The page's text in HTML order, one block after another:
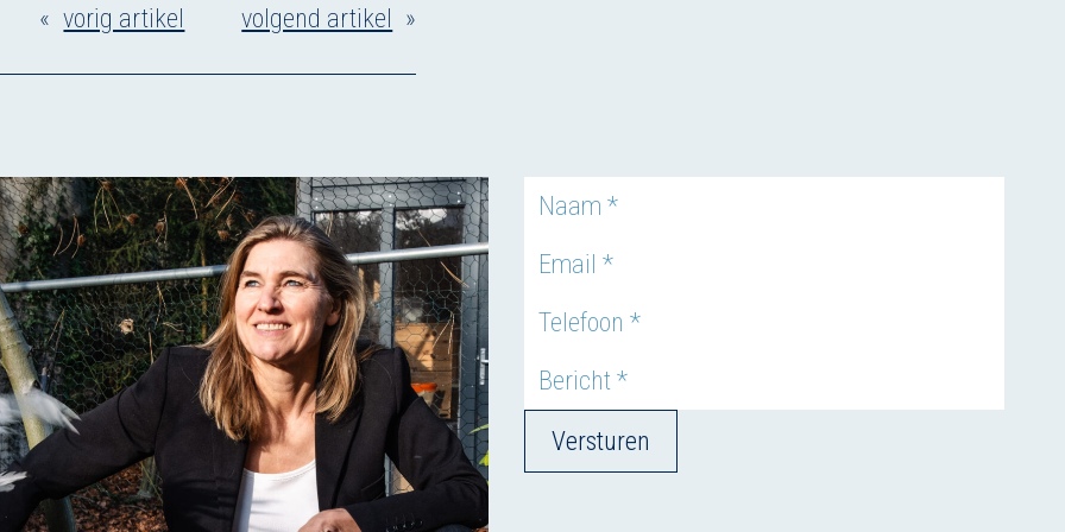
« vorig artikel volgend artikel »
Versturen